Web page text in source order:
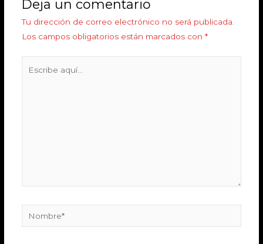
Deja un comentario
Tu dirección de correo electrónico no será publicada.
Los campos obligatorios están marcados con *